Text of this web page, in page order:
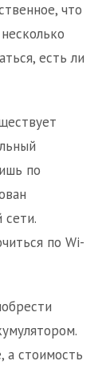
что
есть ли
по
по Wi-
а стоимость